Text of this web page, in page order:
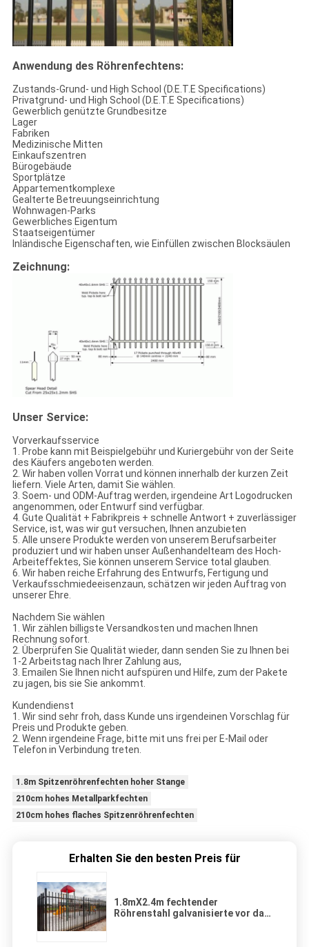
Anwendung des Röhrenfechtens:
Zustands-Grund- und High School (D.E.T.E Specifications)
Privatgrund- und High School (D.E.T.E Specifications)
Gewerblich genützte Grundbesitze
Lager
Fabriken
Medizinische Mitten
Einkaufszentren
Bürogebäude
Sportplätze
Appartementkomplexe
Gealterte Betreuungseinrichtung
Wohnwagen-Parks
Gewerbliches Eigentum
Staatseigentümer
Inländische Eigenschaften, wie Einfüllen zwischen Blocksäulen
Zeichnung:
Unser Service:
Vorverkaufsservice
1. Probe kann mit Beispielgebühr und Kuriergebühr von der Seite
des Käufers angeboten werden.
2. Wir haben vollen Vorrat und können innerhalb der kurzen Zeit
liefern. Viele Arten, damit Sie wählen.
3. Soem- und ODM-Auftrag werden, irgendeine Art Logodrucken
angenommen, oder Entwurf sind verfügbar.
4. Gute Qualität + Fabrikpreis + schnelle Antwort + zuverlässiger
Service, ist, was wir gut versuchen, Ihnen anzubieten
5. Alle unsere Produkte werden von unserem Berufsarbeiter
produziert und wir haben unser Außenhandelteam des Hoch-
Arbeiteffektes, Sie können unserem Service total glauben.
6. Wir haben reiche Erfahrung des Entwurfs, Fertigung und
Verkaufsschmiedeeisenzaun, schätzen wir jeden Auftrag von
unserer Ehre.
Nachdem Sie wählen
1. Wir zählen billigste Versandkosten und machen Ihnen
Rechnung sofort.
2. Überprüfen Sie Qualität wieder, dann senden Sie zu Ihnen bei
1-2 Arbeitstag nach Ihrer Zahlung aus,
3. Emailen Sie Ihnen nicht aufspüren und Hilfe, zum der Pakete
zu jagen, bis sie Sie ankommt.
Kundendienst
1. Wir sind sehr froh, dass Kunde uns irgendeinen Vorschlag für
Preis und Produkte geben.
2. Wenn irgendeine Frage, bitte mit uns frei per E-Mail oder
Telefon in Verbindung treten.
1.8m Spitzenröhrenfechten hoher Stange
210cm hohes Metallparkfechten
210cm hohes flaches Spitzenröhrenfechten
Erhalten Sie den besten Preis für
1.8mX2.4m fechtender
Röhrenstahl galvanisierte vor das